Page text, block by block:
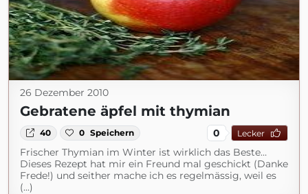
26 Dezember 2010
Gebratene äpfel mit thymian
40 0 Speichern 0 Lecker
Frischer Thymian im Winter ist wirklich das Beste…
Dieses Rezept hat mir ein Freund mal geschickt (Danke
Frede!) und seither mache ich es regelmässig, weil es
(...)